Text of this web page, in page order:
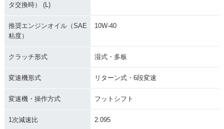
タ交換時） (L)
推奨エンジンオイル（SAE
粘度）
10W-40
クラッチ形式 湿式・多板
変速機形式 リターン式・6段変速
変速機・操作方式 フットシフト
1次減速比 2.095